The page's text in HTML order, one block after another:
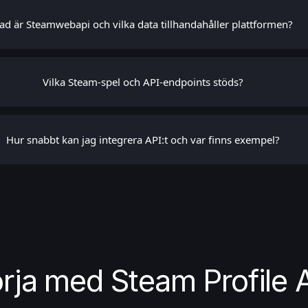
är Steamwebapi och vilka data tillhandahåller plattformen?
Vilka Steam-spel och API-endpoints stöds?
Hur snabbt kan jag integrera API:t och var finns exempel?
med Steam Profile